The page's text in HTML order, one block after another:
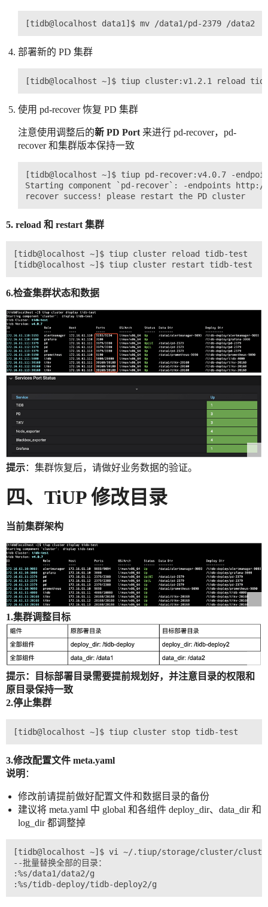
部署新的 PD 集群
使用 pd-recover 恢复 PD 集群
注意使用调整后的新 PD Port 来进行 pd-recover，pd-
recover 和集群版本保持一致
[tidb@localhost ~]$ tiup pd-recover:v4.0.7 -
Starting component `pd-recover`: -endpoints http://
5. reload 和 restart 集群
[tidb@localhost ~]$ tiup cluster reload tidb-test
6.检查集群状态和数据
提示：集群恢复后，请做好业务数据的验证。
四、TiUP 修改目录
当前集群架构
1.集群调整目标
提示：目标部署目录需要提前规划好，并注意目录的权限和
原目录保持一致
2.停止集群
3.修改配置文件 meta.yaml
说明 ：
修改前请提前做好配置文件和数据目录的备份
建议将 meta.yaml 中 global 和各组件 deploy_dir、data_dir 和
log_dir 都调整掉
[tidb@localhost ~]$ vi ~/.tiup/storage/cluster/
--批量替换全部的目录：
:%s/data1/data2/g